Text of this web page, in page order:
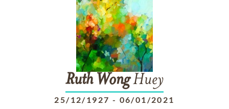
Ruth WongHuey
25/12/1927 - 06/01/2021